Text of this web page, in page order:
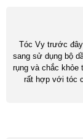
Tóc Vy trước
sang sử dụng bộ
rụng và chắc khỏe
rất hợp với tóc